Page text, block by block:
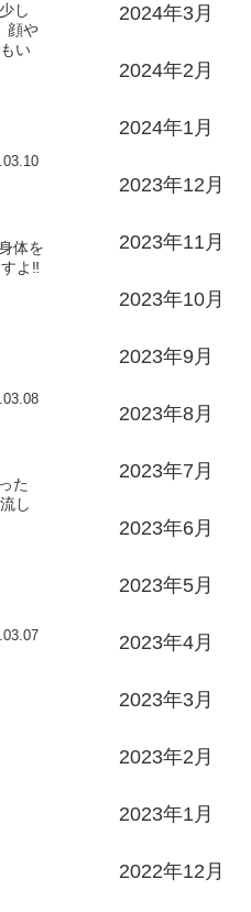
し
顔や
い
体を
よ‼️
た
し
2024年3月
2024年2月
2024年1月
2023年12月
2023年11月
2023年10月
2023年9月
2023年8月
2023年7月
2023年6月
2023年5月
2023年4月
2023年3月
2023年2月
2023年1月
2022年12月